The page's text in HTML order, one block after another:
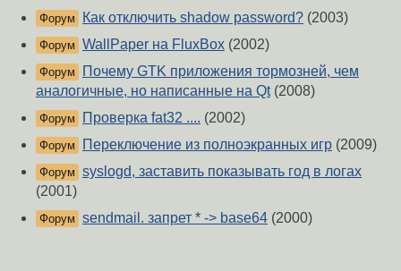
Форум Как отключить shadow password? (2003)
Форум WallPaper на FluxBox (2002)
Форум
Почему GTK приложения тормозней, чем
аналогичные, но написанные на Qt(2008)
Форум Проверка fat32 .... (2002)
Форум Переключение из полноэкранных игр (2009)
Форум syslogd, заставить показывать год в логах
(2001)
Форум sendmail. запрет * -> base64 (2000)